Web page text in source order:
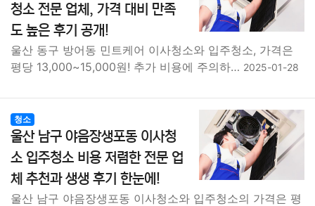
청소 전문 업체, 가격 대비 만족
도 높은 후기 공개!
울산 동구 방어동 민트케어 이사청소와 입주청소, 가격은
평당 13,000~15,000원! 추가 비용에 주의하… 2025-01-28
청소
울산 남구 야음장생포동 이사청
소 입주청소 비용 저렴한 전문 업
체 추천과 생생 후기 한눈에!
울산 남구 야음장생포동 이사청소와 입주청소의 가격은 평